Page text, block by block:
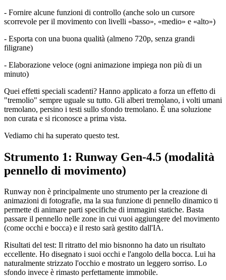
- Fornire alcune funzioni di controllo (anche solo un cursore
scorrevole per il movimento con livelli «basso», «medio» e «alto»)
- Esporta con una buona qualità (almeno 720p, senza grandi
filigrane)
- Elaborazione veloce (ogni animazione impiega non più di un
minuto)
Quei effetti speciali scadenti? Hanno applicato a forza un effetto di
"tremolio" sempre uguale su tutto. Gli alberi tremolano, i volti umani
tremolano, persino i testi sullo sfondo tremolano. È una soluzione
non curata e si riconosce a prima vista.
Vediamo chi ha superato questo test.
Strumento 1: Runway Gen-4.5 (modalità
pennello di movimento)
Runway non è principalmente uno strumento per la creazione di
animazioni di fotografie, ma la sua funzione di pennello dinamico ti
permette di animare parti specifiche di immagini statiche. Basta
passare il pennello nelle zone in cui vuoi aggiungere del movimento
(come occhi e bocca) e il resto sarà gestito dall'IA.
Risultati del test: Il ritratto del mio bisnonno ha dato un risultato
eccellente. Ho disegnato i suoi occhi e l'angolo della bocca. Lui ha
naturalmente strizzato l'occhio e mostrato un leggero sorriso. Lo
sfondo invece è rimasto perfettamente immobile.